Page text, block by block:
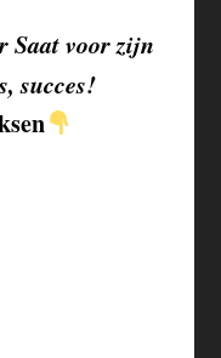
Saat voor zijn
succes!